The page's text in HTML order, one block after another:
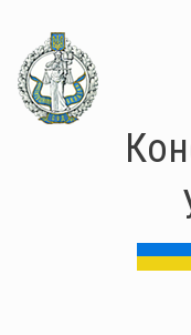
основного
матеріалу